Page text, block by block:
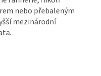
nebo přebaleným
mezinárodní